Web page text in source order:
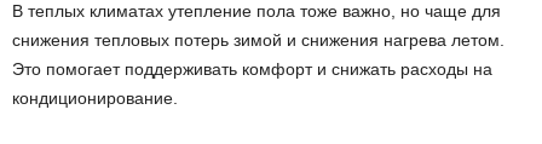
В теплых климатах утепление пола тоже важно, но чаще для
снижения тепловых потерь зимой и снижения нагрева летом.
Это помогает поддерживать комфорт и снижать расходы на
кондиционирование.